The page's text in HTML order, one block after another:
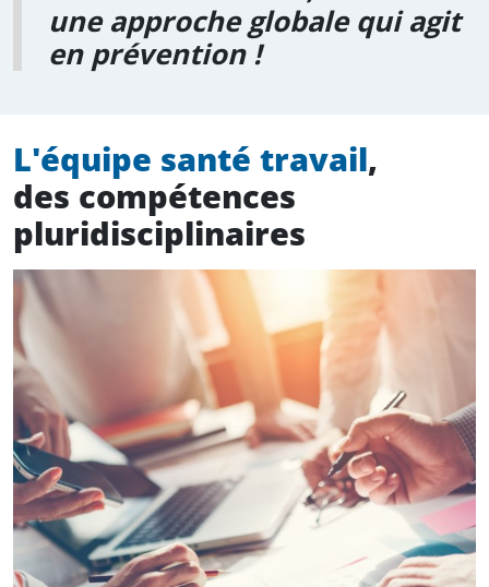
une approche globale qui agit
en prévention !
L'équipe santé travail,
des compétences
pluridisciplinaires